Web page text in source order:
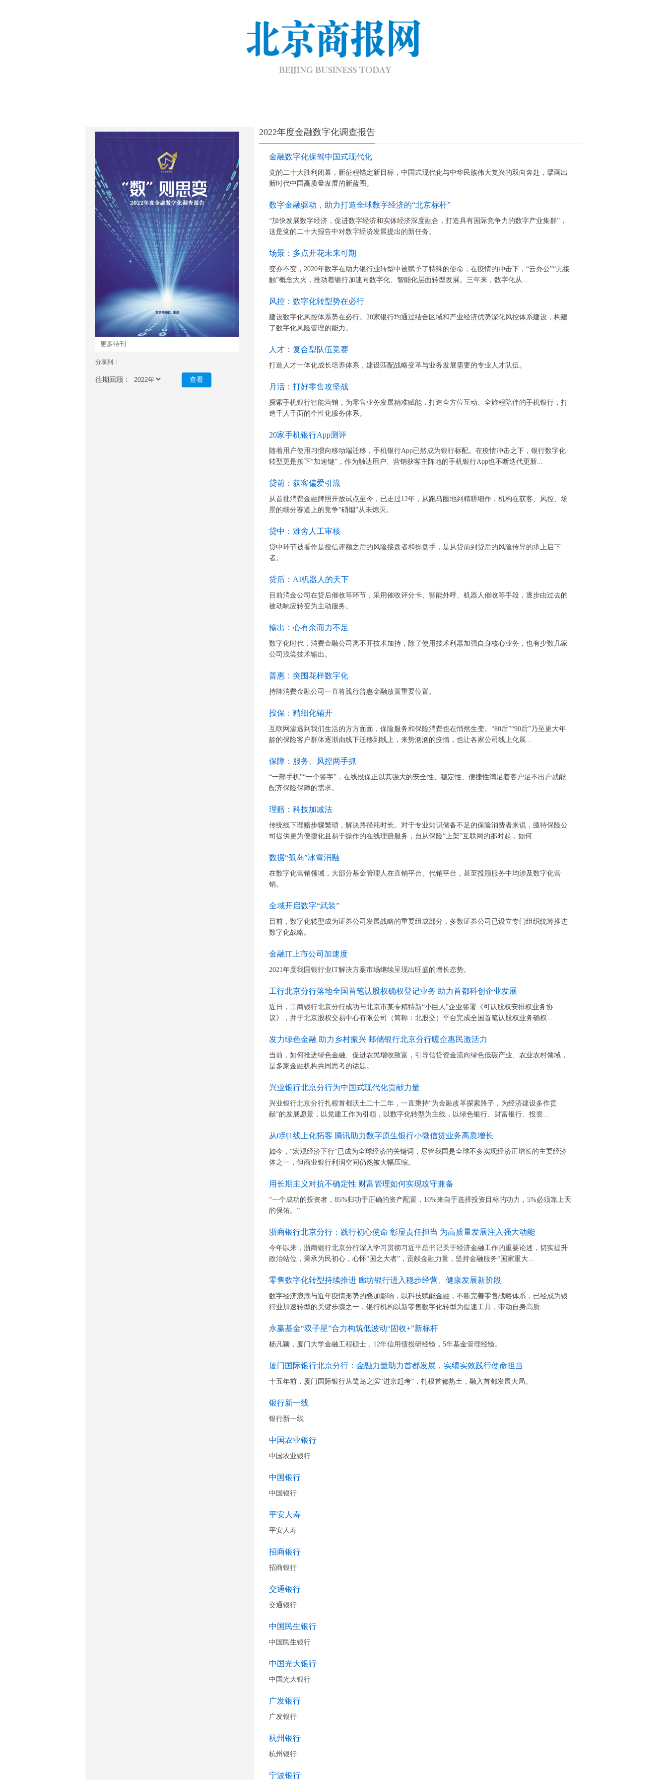
更多特刊
分享到：
往期回顾： 查看
2022年度金融数字化调查报告
金融数字化保驾中国式现代化
党的二十大胜利闭幕，新征程锚定新目标，中国式现代化与中华民族伟大复兴的双向奔赴，擘画出
新时代中国高质量发展的新蓝图。
数字金融驱动，助力打造全球数字经济的“北京标杆”
“加快发展数字经济，促进数字经济和实体经济深度融合，打造具有国际竞争力的数字产业集群”，
这是党的二十大报告中对数字经济发展提出的新任务。
场景：多点开花未来可期
变亦不变，2020年数字在助力银行业转型中被赋予了特殊的使命，在疫情的冲击下，“云办公”“无接
触”概念大火，推动着银行加速向数字化、智能化层面转型发展。三年来，数字化从...
风控：数字化转型势在必行
建设数字化风控体系势在必行。20家银行均通过结合区域和产业经济优势深化风控体系建设，构建
了数字化风险管理的能力。
人才：复合型队伍竞赛
打造人才一体化成长培养体系，建设匹配战略变革与业务发展需要的专业人才队伍。
月活：打好零售攻坚战
探索手机银行智能营销，为零售业务发展精准赋能，打造全方位互动、全旅程陪伴的手机银行，打
造千人千面的个性化服务体系。
20家手机银行App测评
随着用户使用习惯向移动端迁移，手机银行App已然成为银行标配。在疫情冲击之下，银行数字化
转型更是按下“加速键”，作为触达用户、营销获客主阵地的手机银行App也不断迭代更新...
贷前：获客偏爱引流
从首批消费金融牌照开放试点至今，已走过12年，从跑马圈地到精耕细作，机构在获客、风控、场
景的细分赛道上的竞争“硝烟”从未熄灭。
贷中：难舍人工审核
贷中环节被看作是授信评额之后的风险接盘者和操盘手，是从贷前到贷后的风险传导的承上启下
者。
贷后：AI机器人的天下
目前消金公司在贷后催收等环节，采用催收评分卡、智能外呼、机器人催收等手段，逐步由过去的
被动响应转变为主动服务。
输出：心有余而力不足
数字化时代，消费金融公司离不开技术加持，除了使用技术利器加强自身核心业务，也有少数几家
公司浅尝技术输出。
普惠：突围花样数字化
持牌消费金融公司一直将践行普惠金融放置重要位置。
投保：精细化铺开
互联网渗透到我们生活的方方面面，保险服务和保险消费也在悄然生变。“80后”“90后”乃至更大年
龄的保险客户群体逐渐由线下迁移到线上，来势汹汹的疫情，也让各家公司线上化展...
保障：服务、风控两手抓
“一部手机”“一个签字”，在线投保正以其强大的安全性、稳定性、便捷性满足着客户足不出户就能
配齐保险保障的需求。
理赔：科技加减法
传统线下理赔步骤繁琐，解决路径耗时长。对于专业知识储备不足的保险消费者来说，亟待保险公
司提供更为便捷化且易于操作的在线理赔服务，自从保险“上架”互联网的那时起，如何...
数据“孤岛”冰雪消融
在数字化营销领域，大部分基金管理人在直销平台、代销平台，甚至投顾服务中均涉及数字化营
销。
全域开启数字“武装”
目前，数字化转型成为证券公司发展战略的重要组成部分，多数证券公司已设立专门组织统筹推进
数字化战略。
金融IT上市公司加速度
2021年度我国银行业IT解决方案市场继续呈现出旺盛的增长态势。
工行北京分行落地全国首笔认股权确权登记业务 助力首都科创企业发展
近日，工商银行北京分行成功与北京市某专精特新“小巨人”企业签署《可认股权安排权业务协
议》，并于北京股权交易中心有限公司（简称：北股交）平台完成全国首笔认股权业务确权...
发力绿色金融 助力乡村振兴 邮储银行北京分行暖企惠民激活力
当前，如何推进绿色金融、促进农民增收致富，引导信贷资金流向绿色低碳产业、农业农村领域，
是多家金融机构共同思考的话题。
兴业银行北京分行为中国式现代化贡献力量
兴业银行北京分行扎根首都沃土二十二年，一直秉持“为金融改革探索路子，为经济建设多作贡
献”的发展愿景，以党建工作为引领，以数字化转型为主线，以绿色银行、财富银行、投资...
从0到1线上化拓客 腾讯助力数字原生银行小微信贷业务高质增长
如今，“宏观经济下行”已成为全球经济的关键词，尽管我国是全球不多实现经济正增长的主要经济
体之一，但商业银行利润空间仍然被大幅压缩。
用长期主义对抗不确定性 财富管理如何实现攻守兼备
“一个成功的投资者，85%归功于正确的资产配置，10%来自于选择投资目标的功力，5%必须靠上天
的保佑。”
浙商银行北京分行：践行初心使命 彰显责任担当 为高质量发展注入强大动能
今年以来，浙商银行北京分行深入学习贯彻习近平总书记关于经济金融工作的重要论述，切实提升
政治站位，秉承为民初心，心怀“国之大者”，贡献金融力量，坚持金融服务“国家重大...
零售数字化转型持续推进 廊坊银行进入稳步经营、健康发展新阶段
数字经济浪潮与近年疫情形势的叠加影响，以科技赋能金融，不断完善零售战略体系，已经成为银
行业加速转型的关键步骤之一，银行机构以新零售数字化转型为提速工具，带动自身高质...
永赢基金“双子星”合力构筑低波动“固收+”新标杆
杨凡颖，厦门大学金融工程硕士，12年信用债投研经验，5年基金管理经验。
厦门国际银行北京分行：金融力量助力首都发展，实绩实效践行使命担当
十五年前，厦门国际银行从鹭岛之滨“进京赶考”，扎根首都热土，融入首都发展大局。
银行新一线
银行新一线
中国农业银行
中国农业银行
中国银行
中国银行
平安人寿
平安人寿
招商银行
招商银行
交通银行
交通银行
中国民生银行
中国民生银行
中国光大银行
中国光大银行
广发银行
广发银行
杭州银行
杭州银行
宁波银行